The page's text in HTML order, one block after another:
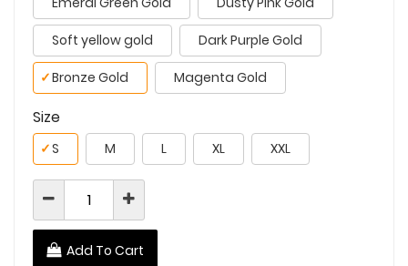
Soft yellow gold Dark Purple Gold
Bronze Gold
✓ Magenta Gold
Size
S
✓ M L XL XXL
Add To Cart